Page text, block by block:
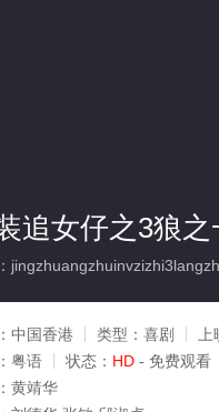
追女仔之3狼
中国香港 类型： 喜剧
粤语 状态： HD - 免费观看
黄靖华